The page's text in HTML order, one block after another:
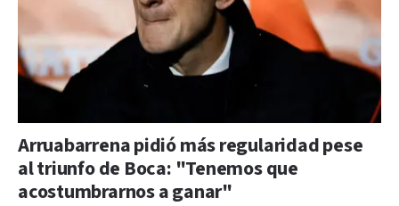
Arruabarrena pidió más regularidad pese
al triunfo de Boca: "Tenemos que
acostumbrarnos a ganar"